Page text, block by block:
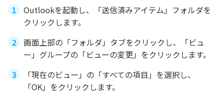
Outlookを起動し、「送信済みアイテム」フォルダを
クリックします。
画面上部の「フォルダ」タブをクリックし、「ビュ
ー」グループの「ビューの変更」をクリックします。
「現在のビュー」の「すべての項目」を選択し、
「OK」をクリックします。